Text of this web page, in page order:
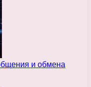
и обмена